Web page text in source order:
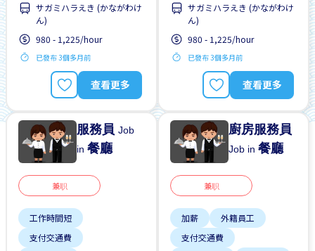
サガミハラえき (かながわけ
ん)
980 - 1,225/hour
已發布 3個多月前
查看更多
サガミハラえき (かながわけ
ん)
980 - 1,225/hour
已發布 3個多月前
查看更多
服務員Job
in餐廳
兼职
工作時間短
支付交通費
廚房服務員
Job in餐廳
兼职
加薪
外籍員工
支付交通費